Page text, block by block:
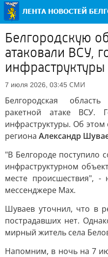
Белгородскую
атаковали ВСУ,
инфраструктуры
7 июля 2026, 03:45 СМИ
Белгородская
ракетной атаке ВСУ.
инфраструктуры. Об
региона Александр
"В Белгороде поступило
инфраструктурном
месте происшествия", -
мессенджере Max.
Шуваев уточнил, что в
пострадавших нет.
мирный житель села
Напомним, в ночь на 7